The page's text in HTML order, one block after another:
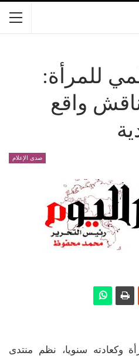
للمرأة:
واقع
صدى الإعلام
وكعادته سنويا، نظم منتدى